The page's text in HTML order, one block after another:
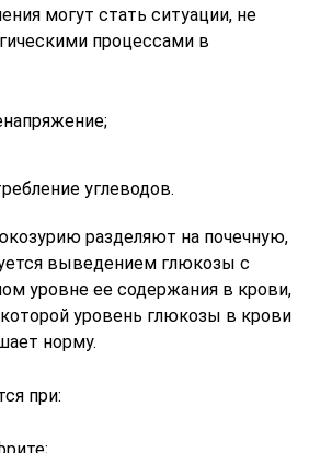
могут стать ситуации, не
процессами в
углеводов.
разделяют на почечную,
выведением глюкозы с
уровне ее содержания в крови,
уровень глюкозы в крови
норму.
при: